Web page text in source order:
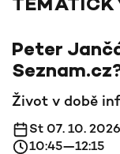
Peter
Život v době
St 07. 10.
10:45—12:15